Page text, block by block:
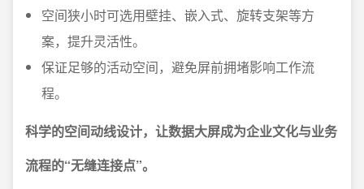
空间狭小时可选用壁挂、嵌入式、旋转支架等方
案，提升灵活性。
保证足够的活动空间，避免屏前拥堵影响工作流
程。
科学的空间动线设计，让数据大屏成为企业文化与业务
流程的“无缝连接点”。